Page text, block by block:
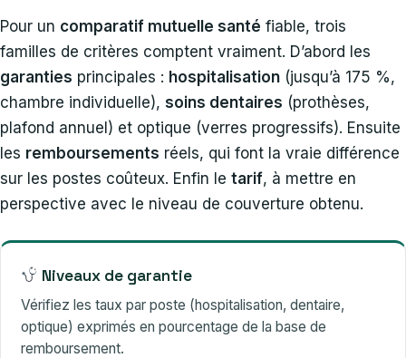
Pour un comparatif mutuelle santé fiable, trois
familles de critères comptent vraiment. D’abord les
garanties principales : hospitalisation (jusqu’à 175 %,
chambre individuelle), soins dentaires (prothèses,
plafond annuel) et optique (verres progressifs). Ensuite
les remboursements réels, qui font la vraie différence
sur les postes coûteux. Enfin le tarif, à mettre en
perspective avec le niveau de couverture obtenu.
Niveaux de garantie
Vérifiez les taux par poste (hospitalisation, dentaire,
optique) exprimés en pourcentage de la base de
remboursement.